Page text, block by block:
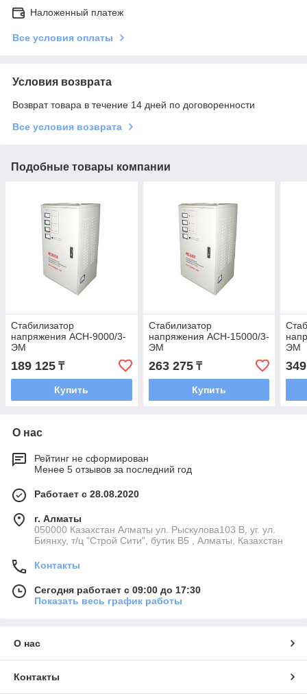
Наложенный платеж
Все условия оплаты
Условия возврата
Возврат товара в течение 14 дней по договоренности
Все условия возврата
Подобные товары компании
Стабилизатор
напряжения ACH-9000/3-
ЭМ
189 125 ₸
Купить
Стабилизатор
напряжения ACH-15000/3-
ЭМ
263 275₸
Купить
ЭМ
О нас
Рейтинг не сформирован
Менее 5 отзывов за последний год
Работает с 28.08.2020
г. Алматы
050000 Казахстан Алматы ул. Рыскулова103 В, уг. ул.
Биянху, т/ц "Строй Сити", бутик В5 , Алматы, Казахстан
Контакты
Сегодня работает с 09:00 до 17:30
Показать весь график работы
О нас
Контакты